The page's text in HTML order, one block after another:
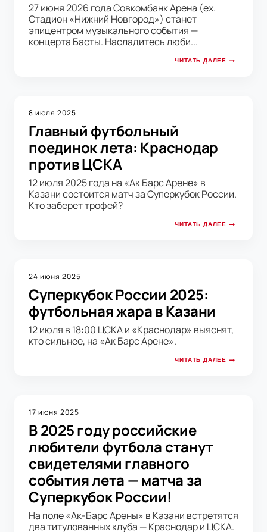
27 июня 2026 года Совкомбанк Арена (ex.
Стадион «Нижний Новгород») станет
эпицентром музыкального события —
концерта Басты. Насладитесь люби...
ЧИТАТЬ ДАЛЕЕ
8 июля 2025
Главный футбольный
поединок лета: Краснодар
против ЦСКА
12 июля 2025 года на «Ак Барс Арене» в
Казани состоится матч за Суперкубок России.
Кто заберет трофей?
ЧИТАТЬ ДАЛЕЕ
24 июня 2025
Суперкубок России 2025:
футбольная жара в Казани
12 июля в 18:00 ЦСКА и «Краснодар» выяснят,
кто сильнее, на «Ак Барс Арене».
ЧИТАТЬ ДАЛЕЕ
17 июня 2025
В 2025 году российские
любители футбола станут
свидетелями главного
события лета — матча за
Суперкубок России!
На поле «Ак-Барс Арены» в Казани встретятся
два титулованных клуба — Краснодар и ЦСКА.